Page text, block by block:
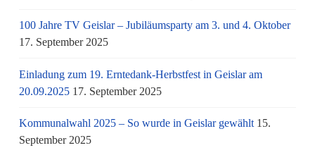
100 Jahre TV Geislar – Jubiläumsparty am 3. und 4. Oktober
17. September 2025
Einladung zum 19. Erntedank-Herbstfest in Geislar am
20.09.2025 17. September 2025
Kommunalwahl 2025 – So wurde in Geislar gewählt 15.
September 2025